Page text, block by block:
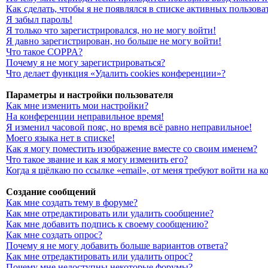
Как сделать, чтобы я не появлялся в списке активных
Я забыл пароль!
Я только что зарегистрировался, но не могу войти!
Я давно зарегистрирован, но больше не могу войти!
Что такое COPPA?
Почему я не могу зарегистрироваться?
Что делает функция «Удалить cookies конференции»?
Параметры и настройки пользователя
Как мне изменить мои настройки?
На конференции неправильное время!
Я изменил часовой пояс, но время всё равно неправильное!
Моего языка нет в списке!
Как я могу поместить изображение вместе со своим именем?
Что такое звание и как я могу изменить его?
Когда я щёлкаю по ссылке «email», от меня требуют войти на
Создание сообщений
Как мне создать тему в форуме?
Как мне отредактировать или удалить сообщение?
Как мне добавить подпись к своему сообщению?
Как мне создать опрос?
Почему я не могу добавить больше вариантов ответа?
Как мне отредактировать или удалить опрос?